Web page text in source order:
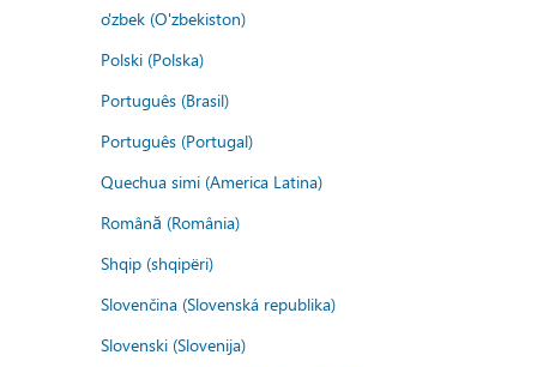
o'zbek (O'zbekiston)
Polski (Polska)
Português (Brasil)
Português (Portugal)
Quechua simi (America Latina)
Română (România)
Shqip (shqipëri)
Slovenčina (Slovenská republika)
Slovenski (Slovenija)